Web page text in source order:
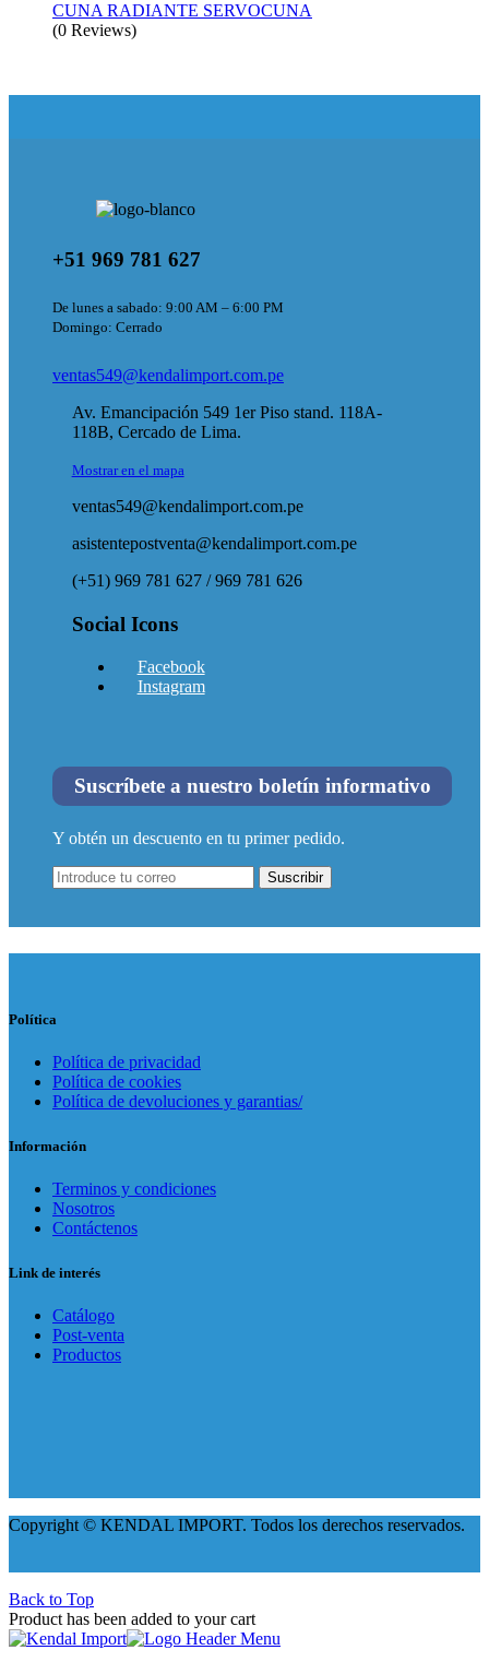
CUNA RADIANTE SERVOCUNA
(0 Reviews)
+51 969 781 627
De lunes a sabado: 9:00 AM – 6:00 PM
Domingo: Cerrado
ventas549@kendalimport.com.pe
Av. Emancipación 549 1er Piso stand. 118A-
118B, Cercado de Lima.
Mostrar en el mapa
ventas549@kendalimport.com.pe
asistentepostventa@kendalimport.com.pe
(+51) 969 781 627 / 969 781 626
Social Icons
Facebook
Instagram
Suscríbete a nuestro boletín informativo
Y obtén un descuento en tu primer pedido.
Suscribir
Política
Política de privacidad
Política de cookies
Política de devoluciones y garantias/
Información
Terminos y condiciones
Nosotros
Contáctenos
Link de interés
Catálogo
Post-venta
Productos
Copyright © KENDAL IMPORT. Todos los derechos reservados.
Back to Top
Product has been added to your cart